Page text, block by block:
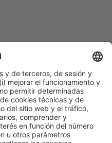
Stage 2 - The
Acceso